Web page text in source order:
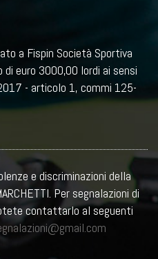
a Fispin Società Sportiva
euro 3000,00 lordi ai sensi
- articolo 1, commi 125-
e discriminazioni della
Per segnalazioni di
contattarlo al seguenti